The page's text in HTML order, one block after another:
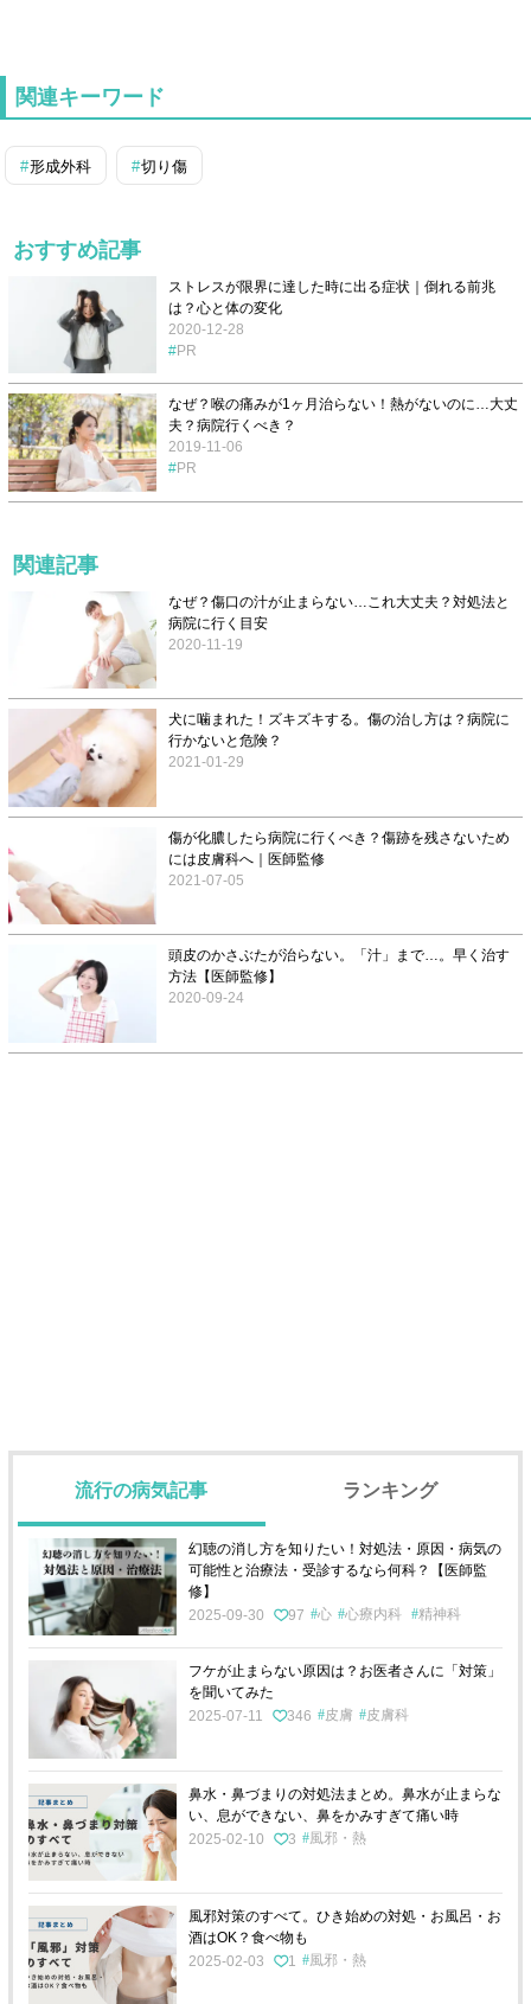
関連キーワード
形成外科 切り傷
おすすめ記事
ストレスが限界に達した時に出る症状｜倒れる前兆
は？心と体の変化
2020-12-28
PR
なぜ？喉の痛みが1ヶ月治らない！熱がないのに…大丈
夫？病院行くべき？
2019-11-06
PR
関連記事
なぜ？傷口の汁が止まらない…これ大丈夫？対処法と
病院に行く目安
2020-11-19
犬に噛まれた！ズキズキする。傷の治し方は？病院に
行かないと危険？
2021-01-29
傷が化膿したら病院に行くべき？傷跡を残さないため
には皮膚科へ｜医師監修
2021-07-05
頭皮のかさぶたが治らない。「汁」まで…。早く治す
方法【医師監修】
2020-09-24
流行の病気記事 ランキング
幻聴の消し方を知りたい！対処法・原因・病気の
可能性と治療法・受診するなら何科？【医師監
修】
2025-09-30
97 心 心療内科 精神科
フケが止まらない原因は？お医者さんに「対策」
を聞いてみた
2025-07-11
346 皮膚 皮膚科
鼻水・鼻づまりの対処法まとめ。鼻水が止まらな
い、息ができない、鼻をかみすぎて痛い時
2025-02-10
3 風邪・熱
風邪対策のすべて。ひき始めの対処・お風呂・お
酒はOK？食べ物も
2025-02-03
1 風邪・熱